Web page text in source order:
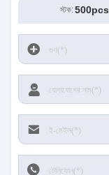
স্টক:500pcs